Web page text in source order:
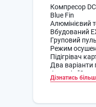
Компресор
Blue Fin
Алюмінієвий
Вбудований
Груповий
Режим
Підігрівач
Два варіанти
Функція
Дізнатись